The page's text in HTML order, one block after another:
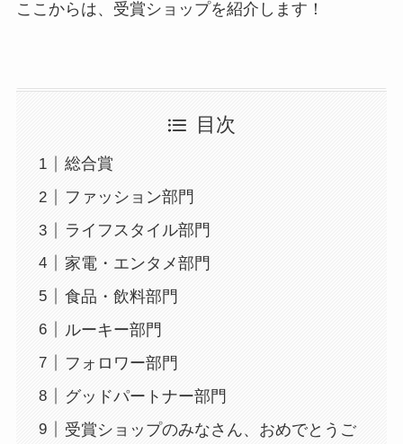
ここからは、受賞ショップを紹介します！
目次
総合賞
ファッション部門
ライフスタイル部門
家電・エンタメ部門
食品・飲料部門
ルーキー部門
フォロワー部門
グッドパートナー部門
受賞ショップのみなさん、おめでとうご